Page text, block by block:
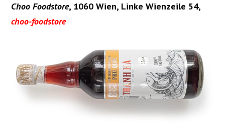
Choo Foodstore, 1060 Wien, Linke Wienzeile 54,
choo-foodstore